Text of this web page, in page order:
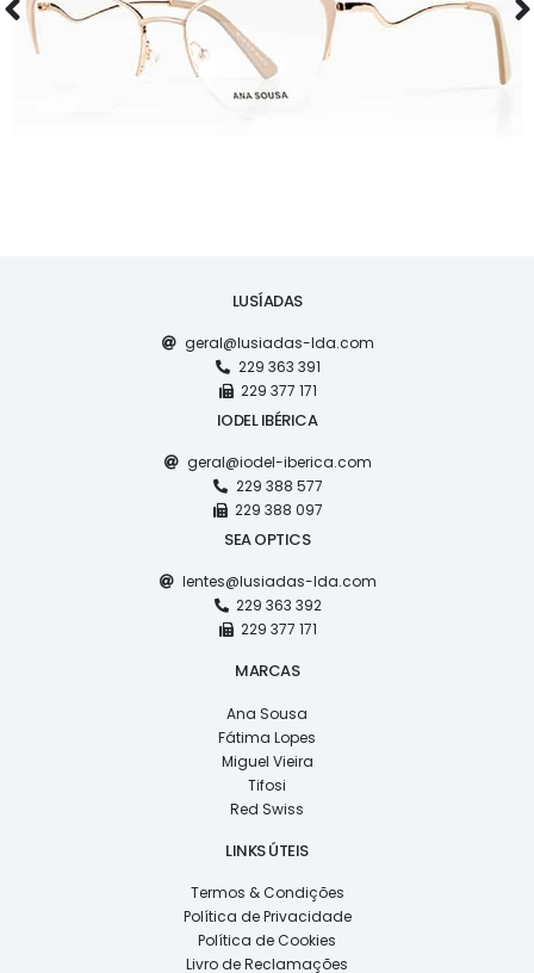
LUSÍADAS
geral@lusiadas-lda.com
229 363 391
229 377 171
IODEL IBÉRICA
geral@iodel-iberica.com
229 388 577
229 388 097
SEA OPTICS
lentes@lusiadas-lda.com
229 363 392
229 377 171
MARCAS
Ana Sousa
Fátima Lopes
Miguel Vieira
Tifosi
Red Swiss
LINKS ÚTEIS
Termos & Condições
Política de Privacidade
Política de Cookies
Livro de Reclamações